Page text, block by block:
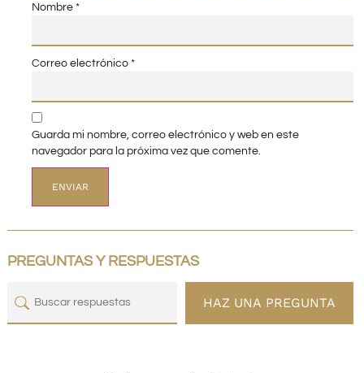
Nombre *
Correo electrónico *
Guarda mi nombre, correo electrónico y web en este
navegador para la próxima vez que comente.
PREGUNTAS Y RESPUESTAS
HAZ UNA PREGUNTA